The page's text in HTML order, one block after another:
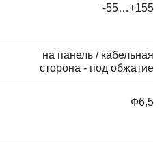
-55…+155
на панель / кабельная
сторона - под обжатие
Ф6,5